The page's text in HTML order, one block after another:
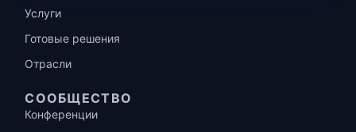
Услуги
Готовые решения
Отрасли
СООБЩЕСТВО
Конференции